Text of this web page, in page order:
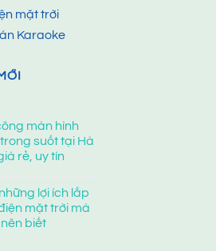
mặt trời
Karaoke
màn hình
suốt tại Hà
rẻ, uy tín
lợi ích lắp
mặt trời mà
biết